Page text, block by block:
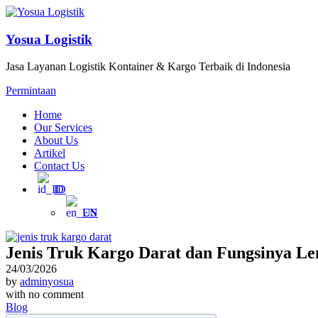
Yosua Logistik
Jasa Layanan Logistik Kontainer & Kargo Terbaik di Indonesia
Permintaan
Home
Our Services
About Us
Artikel
Contact Us
ID
EN
Jenis Truk Kargo Darat dan Fungsinya
24/03/2026
by adminyosua
with no comment
Blog